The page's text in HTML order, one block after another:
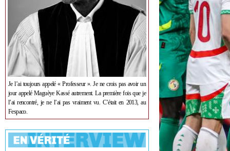
Je l’ai toujours appelé « Professeur ». Je ne crois pas avoir un
jour appelé Maguèye Kassé autrement. La première fois que je
l’ai rencontré, je ne l’ai pas vraiment vu. C’était en 2013, au
Fespaco.